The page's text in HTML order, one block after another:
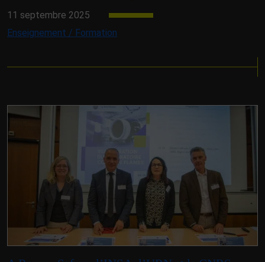
11 septembre 2025
Enseignement / Formation